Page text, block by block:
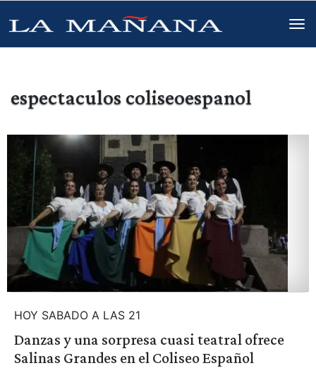
espectaculos coliseoespanol
HOY SABADO A LAS 21
Danzas y una sorpresa cuasi teatral ofrece
Salinas Grandes en el Coliseo Español